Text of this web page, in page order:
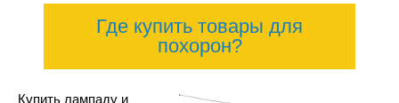
Где купить товары для
похорон?
Купить лампаду и